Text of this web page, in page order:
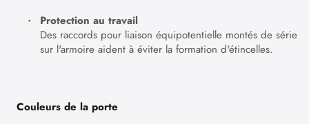
Protection au travail
Des raccords pour liaison équipotentielle montés de série
sur l'armoire aident à éviter la formation d'étincelles.
Couleurs de la porte